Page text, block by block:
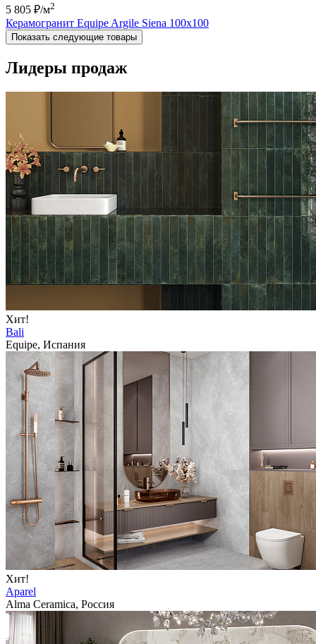
5 805 ₽/м2
Керамогранит Equipe Argile Siena 100х100
Показать следующие товары
Лидеры продаж
Хит!
Bali
Equipe, Испания
Хит!
Aparel
Alma Ceramica, Россия